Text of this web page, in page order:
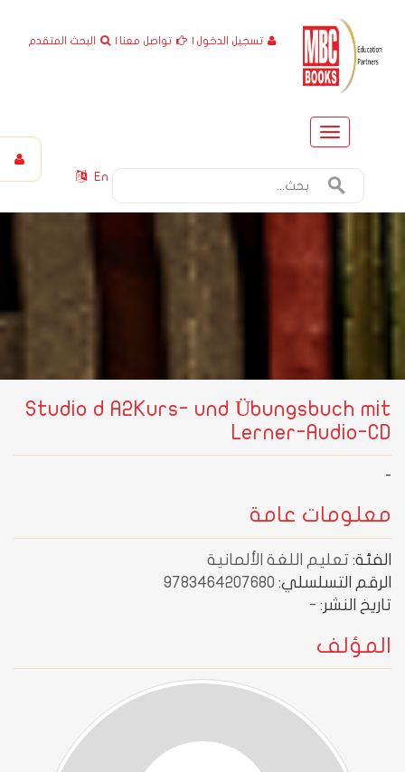
| البحث المتقدم | تواصل معنا تسجيل الدخول
Toggle
navigation
En
Studio d A2Kurs- und Übungsbuch mit
Lerner-Audio-CD
-
معلومات عامة
الفئة: تعليم اللغة الألمانية
الرقم التسلسلي: 9783464207680
تاريخ النشر: -
المؤلف